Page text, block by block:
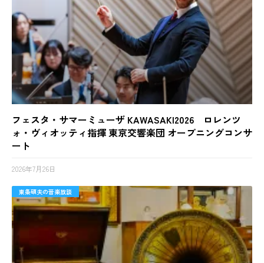
フェスタ・サマーミューザ KAWASAKI2026 ロレンツ
ォ・ヴィオッティ指揮 東京交響楽団 オープニングコンサ
ート
2026年7月26日
東条碩夫の音楽放談